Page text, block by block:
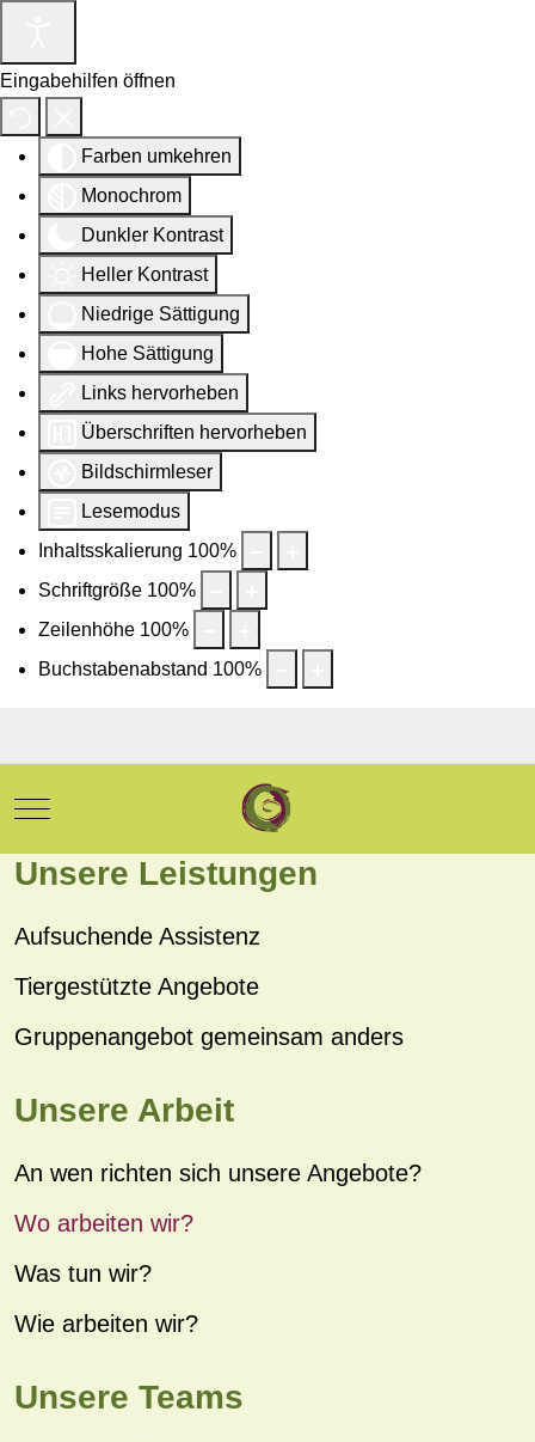
Eingabehilfen öffnen
Farben umkehren
Monochrom
Dunkler Kontrast
Heller Kontrast
Niedrige Sättigung
Hohe Sättigung
Links hervorheben
Überschriften hervorheben
Bildschirmleser
Lesemodus
Inhaltsskalierung 100%
Schriftgröße 100%
Zeilenhöhe 100%
Buchstabenabstand 100%
Mobile Menu Toggle
Unsere Leistungen
Aufsuchende Assistenz
Tiergestützte Angebote
Gruppenangebot gemeinsam anders
Unsere Arbeit
An wen richten sich unsere Angebote?
Wo arbeiten wir?
Was tun wir?
Wie arbeiten wir?
Unsere Teams